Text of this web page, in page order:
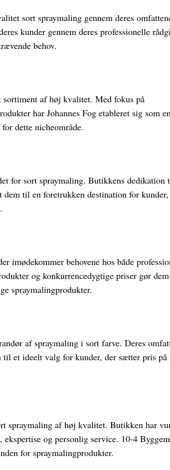
sort spraymaling gennem deres
kunder gennem deres professionelle
behov.
sortiment af høj kvalitet. Med fokus på
har Johannes Fog etableret sig som
dette nicheområde.
for sort spraymaling. Butikkens dedikation
til en foretrukken destination for
imødekommer behovene hos både
og konkurrencedygtige priser gør
spraymalingprodukter.
af spraymaling i sort farve. Deres
til et ideelt valg for kunder, der sætter pris
spraymaling af høj kvalitet. Butikken har
og personlig service. 10-4
for spraymalingprodukter.